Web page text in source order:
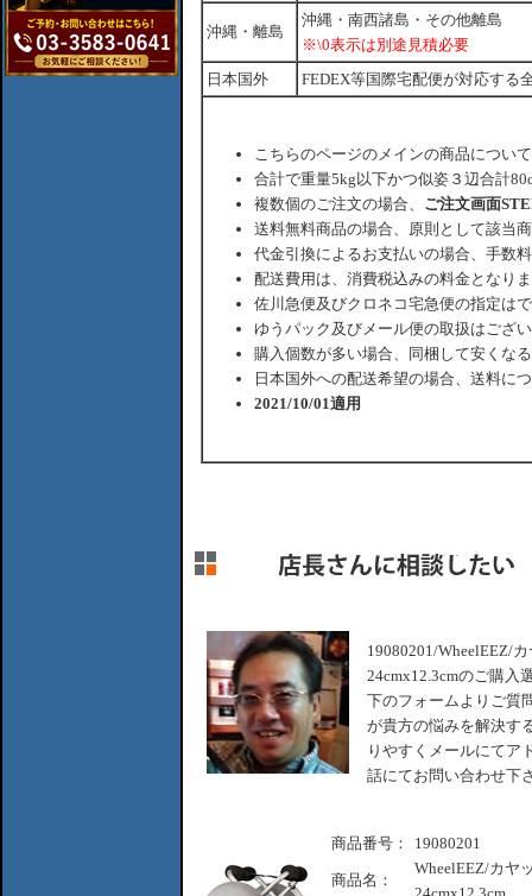
沖縄・離島
沖縄・南西諸島・その他離島
※\0表示は別途見積必要
日本国外
FEDEX等国際宅配便が対応する
こちらのページのメインの商品につい
合計で重量5kg以下かつ似姿３辺合計
複数個のご注文の場合、 ご注文画面
送料無料商品の場合、原則として該当
代金引換によるお支払いの場合、手数
配送費用は、消費税込みの料金となり
佐川急便及びクロネコ宅急便の指定は
ゆうパック及びメール便の取扱はござ
購入個数が多い場合、同梱して安くな
日本国外への配送希望の場合、送料に
2021/10/01適用
19080201/WheelEEZ/
24cmx12.3cmのご購入
下のフォームよりご質
が貴方の悩みを解決す
りやすくメールにてア
話にてお問い合わせ下
商品番号： 19080201
商品名：
WheelEEZ/カヤ